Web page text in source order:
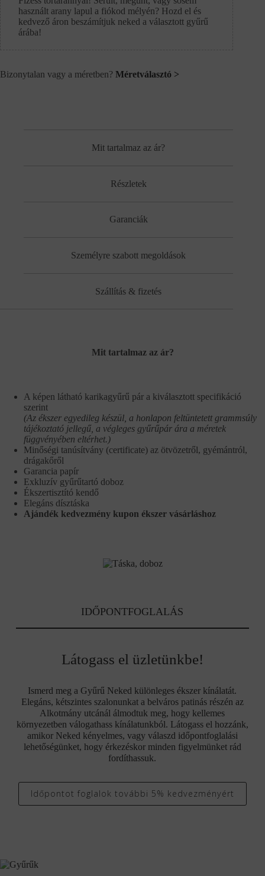
használt arany lapul a fiókod mélyén? Hozd el és
kedvező áron beszámítjuk neked a választott gyűrű
árába!
Bizonytalan vagy a méretben? Méretválasztó >
Mit tartalmaz az ár?
Részletek
Garanciák
Személyre szabott megoldások
Szállítás & fizetés
Mit tartalmaz az ár?
A képen látható karikagyűrű pár a kiválasztott specifikáció
szerint
(Az ékszer egyedileg készül, a honlapon feltüntetett grammsúly
tájékoztató jellegű, a végleges gyűrűpár ára a méretek
függvényében eltérhet.)
Minőségi tanúsítvány (certificate) az ötvözetről, gyémántról,
drágakőről
Garancia papír
Exkluzív gyűrűtartó doboz
Ékszertisztító kendő
Elegáns dísztáska
Ajándék kedvezmény kupon ékszer vásárláshoz
IDŐPONTFOGLALÁS
Látogass el üzletünkbe!
Ismerd meg a Gyűrű Neked különleges ékszer kínálatát.
Elegáns, kétszintes szalonunkat a belváros patinás részén az
Alkotmány utcánál álmodtuk meg, hogy kellemes
környezetben válogathass kínálatunkból. Látogass el hozzánk,
amikor Neked kényelmes, vagy válaszd időpontfoglalási
lehetőségünket, hogy érkezéskor minden figyelmünket rád
fordíthassuk.
Időpontot foglalok további 5% kedvezményért